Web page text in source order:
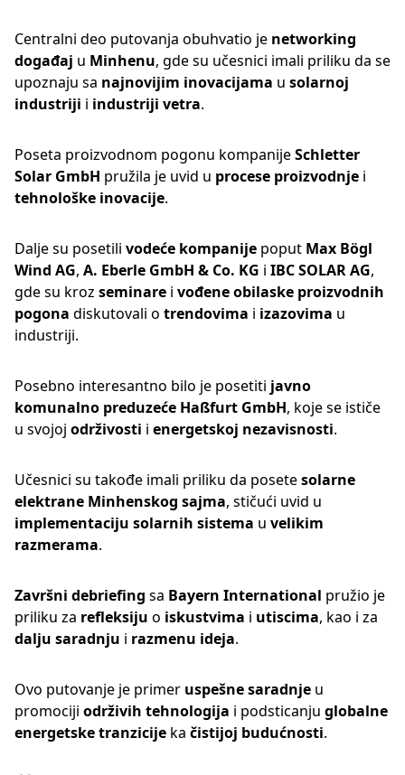
Centralni deo putovanja obuhvatio je networking
događaj u Minhenu, gde su učesnici imali priliku da se
upoznaju sa najnovijim inovacijama u solarnoj
industriji i industriji vetra.
Poseta proizvodnom pogonu kompanijeSchletter
Solar GmbH pružila je uvid u procese proizvodnje i
tehnološke inovacije.
Dalje su posetili vodeće kompanije poput Max Bögl
Wind AG, A. Eberle GmbH & Co. KG i IBC SOLAR AG,
gde su kroz seminare i vođene obilaske proizvodnih
pogona diskutovali o trendovima i izazovima u
industriji.
Posebno interesantno bilo je posetiti javno
komunalno preduzeće Haßfurt GmbH, koje se ističe
u svojoj održivosti i energetskoj nezavisnosti.
Učesnici su takođe imali priliku da posetesolarne
elektrane Minhenskog sajma, stičući uvid u
implementaciju solarnih sistema u velikim
razmerama.
Završni debriefing sa Bayern International pružio je
priliku za refleksiju o iskustvima i utiscima, kao i za
dalju saradnju i razmenu ideja.
Ovo putovanje je primer uspešne saradnje u
promociji održivih tehnologija i podsticanju globalne
energetske tranzicije ka čistijoj budućnosti.